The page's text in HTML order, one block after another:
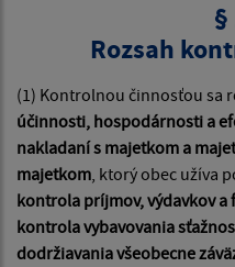
§
Rozsah
(1) Kontrolnou činnosťou sa
účinnosti, hospodárnosti a
nakladaní s majetkom a
majetkom, ktorý obec užíva
kontrola príjmov, výdavkov
kontrola vybavovania
dodržiavania všeobecne